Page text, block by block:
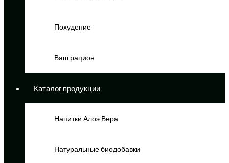
Похудение
Ваш рацион
Каталог продукции
Напитки Алоэ Вера
Натуральные биодобавки